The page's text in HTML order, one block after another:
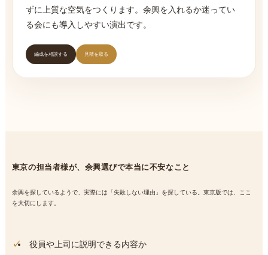
ずに上質な空気をつくります。余興を入れるか迷ってい
る会にも導入しやすい演出です。
編成を相談する 見積を取る
東京の担当者様が、余興選びで本当に不安なこと
余興を探しているようで、実際には「失敗しない理由」を探している。東京版では、ここ
を大切にします。
役員や上司に説明できる内容か